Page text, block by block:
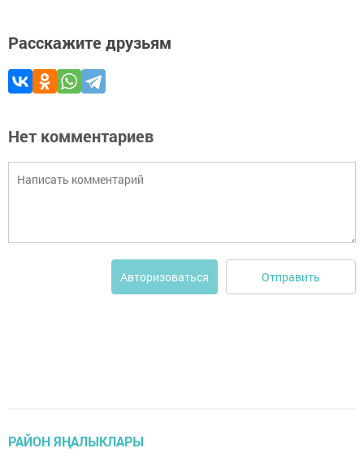
Расскажите друзьям
Нет комментариев
Авторизоваться Отправить
РАЙОН ЯҢАЛЫКЛАРЫ